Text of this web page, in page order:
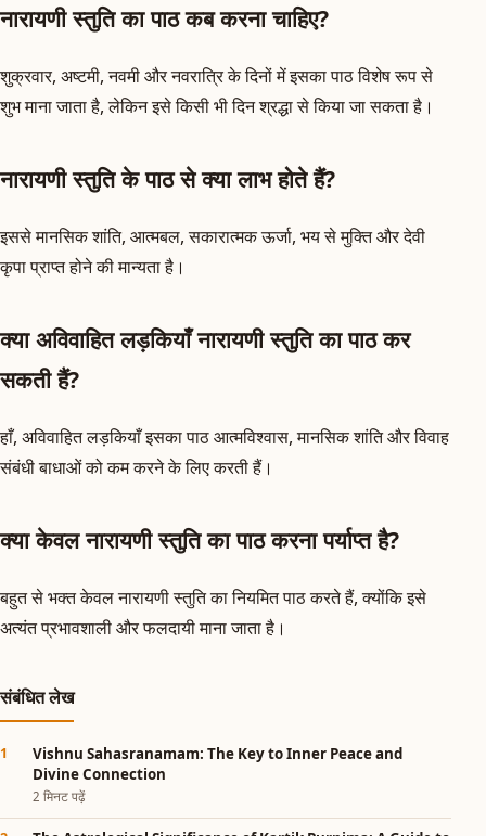
नारायणी स्तुति का पाठ कब करना चाहिए?
शुक्रवार, अष्टमी, नवमी और नवरात्रि के दिनों में इसका पाठ विशेष रूप से
शुभ माना जाता है, लेकिन इसे किसी भी दिन श्रद्धा से किया जा सकता है।
नारायणी स्तुति के पाठ से क्या लाभ होते हैं?
इससे मानसिक शांति, आत्मबल, सकारात्मक ऊर्जा, भय से मुक्ति और देवी
कृपा प्राप्त होने की मान्यता है।
क्या अविवाहित लड़कियाँ नारायणी स्तुति का पाठ कर
सकती हैं?
हाँ, अविवाहित लड़कियाँ इसका पाठ आत्मविश्वास, मानसिक शांति और विवाह
संबंधी बाधाओं को कम करने के लिए करती हैं।
क्या केवल नारायणी स्तुति का पाठ करना पर्याप्त है?
बहुत से भक्त केवल नारायणी स्तुति का नियमित पाठ करते हैं, क्योंकि इसे
अत्यंत प्रभावशाली और फलदायी माना जाता है।
संबंधित लेख
Vishnu Sahasranamam: The Key to Inner Peace and
Divine Connection
2 मिनट पढ़ें